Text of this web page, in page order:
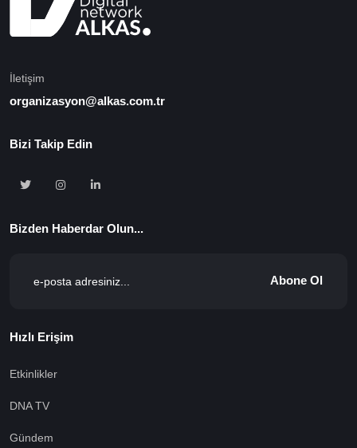
İletişim
organizasyon@alkas.com.tr
Bizi Takip Edin
Bizden Haberdar Olun...
Abone Ol
Hızlı Erişim
Etkinlikler
DNA TV
Gündem